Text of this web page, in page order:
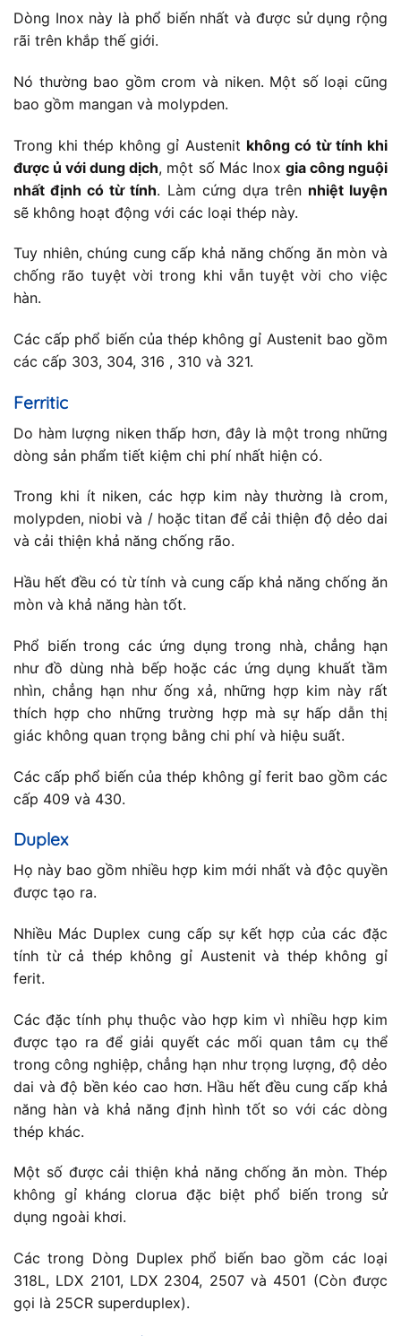
Dòng Inox này là phổ biến nhất và được sử dụng rộng
rãi trên khắp thế giới.
Nó thường bao gồm crom và niken. Một số loại cũng
bao gồm mangan và molypden.
Trong khi thép không gỉ Austenit không có từ tính khi
được ủ với dung dịch, một số Mác Inox gia công nguội
nhất định có từ tính. Làm cứng dựa trên nhiệt luyện
sẽ không hoạt động với các loại thép này.
Tuy nhiên, chúng cung cấp khả năng chống ăn mòn và
chống rão tuyệt vời trong khi vẫn tuyệt vời cho việc
hàn.
Các cấp phổ biến của thép không gỉ Austenit bao gồm
các cấp 303, 304, 316 , 310 và 321.
Ferritic
Do hàm lượng niken thấp hơn, đây là một trong những
dòng sản phẩm tiết kiệm chi phí nhất hiện có.
Trong khi ít niken, các hợp kim này thường là crom,
molypden, niobi và / hoặc titan để cải thiện độ dẻo dai
và cải thiện khả năng chống rão.
Hầu hết đều có từ tính và cung cấp khả năng chống ăn
mòn và khả năng hàn tốt.
Phổ biến trong các ứng dụng trong nhà, chẳng hạn
như đồ dùng nhà bếp hoặc các ứng dụng khuất tầm
nhìn, chẳng hạn như ống xả, những hợp kim này rất
thích hợp cho những trường hợp mà sự hấp dẫn thị
giác không quan trọng bằng chi phí và hiệu suất.
Các cấp phổ biến của thép không gỉ ferit bao gồm các
cấp 409 và 430.
Duplex
Họ này bao gồm nhiều hợp kim mới nhất và độc quyền
được tạo ra.
Nhiều Mác Duplex cung cấp sự kết hợp của các đặc
tính từ cả thép không gỉ Austenit và thép không gỉ
ferit.
Các đặc tính phụ thuộc vào hợp kim vì nhiều hợp kim
được tạo ra để giải quyết các mối quan tâm cụ thể
trong công nghiệp, chẳng hạn như trọng lượng, độ dẻo
dai và độ bền kéo cao hơn. Hầu hết đều cung cấp khả
năng hàn và khả năng định hình tốt so với các dòng
thép khác.
Một số được cải thiện khả năng chống ăn mòn. Thép
không gỉ kháng clorua đặc biệt phổ biến trong sử
dụng ngoài khơi.
Các trong Dòng Duplex phổ biến bao gồm các loại
318L, LDX 2101, LDX 2304, 2507 và 4501 (Còn được
gọi là 25CR superduplex).